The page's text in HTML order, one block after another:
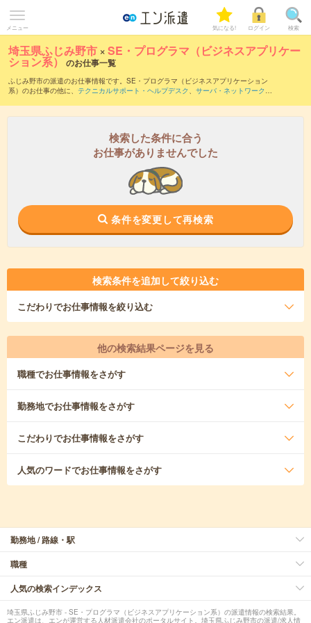
メニュー 気になる! ログイン 検索
埼玉県ふじみ野市 ×SE・プログラマ（ビジネスアプリケー
ション系） のお仕事一覧
ふじみ野市の派遣のお仕事情報です。SE・プログラマ（ビジネスアプリケーション
系）のお仕事の他に、 テクニカルサポート・ヘルプデスク 、 サーバ・ネットワークエ
グラマ（ビジネスアプリケーション系）のお仕事とは？とは？
検索した条件に合う
お仕事がありませんでした
条件を変更して再検索
検索条件を追加して絞り込む
こだわりでお仕事情報を絞り込む
他の検索結果ページを見る
職種でお仕事情報をさがす
勤務地でお仕事情報をさがす
こだわりでお仕事情報をさがす
人気のワードでお仕事情報をさがす
勤務地 / 路線・駅
職種
人気の検索インデックス
埼玉県ふじみ野市 - SE・プログラマ（ビジネスアプリケーション系）の派遣情報の検索結果。
エン派遣は、エンが運営する人材派遣会社のポータルサイト。埼玉県ふじみ野市の派遣/求人情